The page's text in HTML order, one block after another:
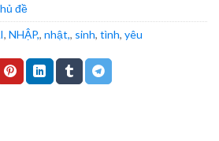
đề
, NHẬP,, nhật,, sinh, tình, yêu